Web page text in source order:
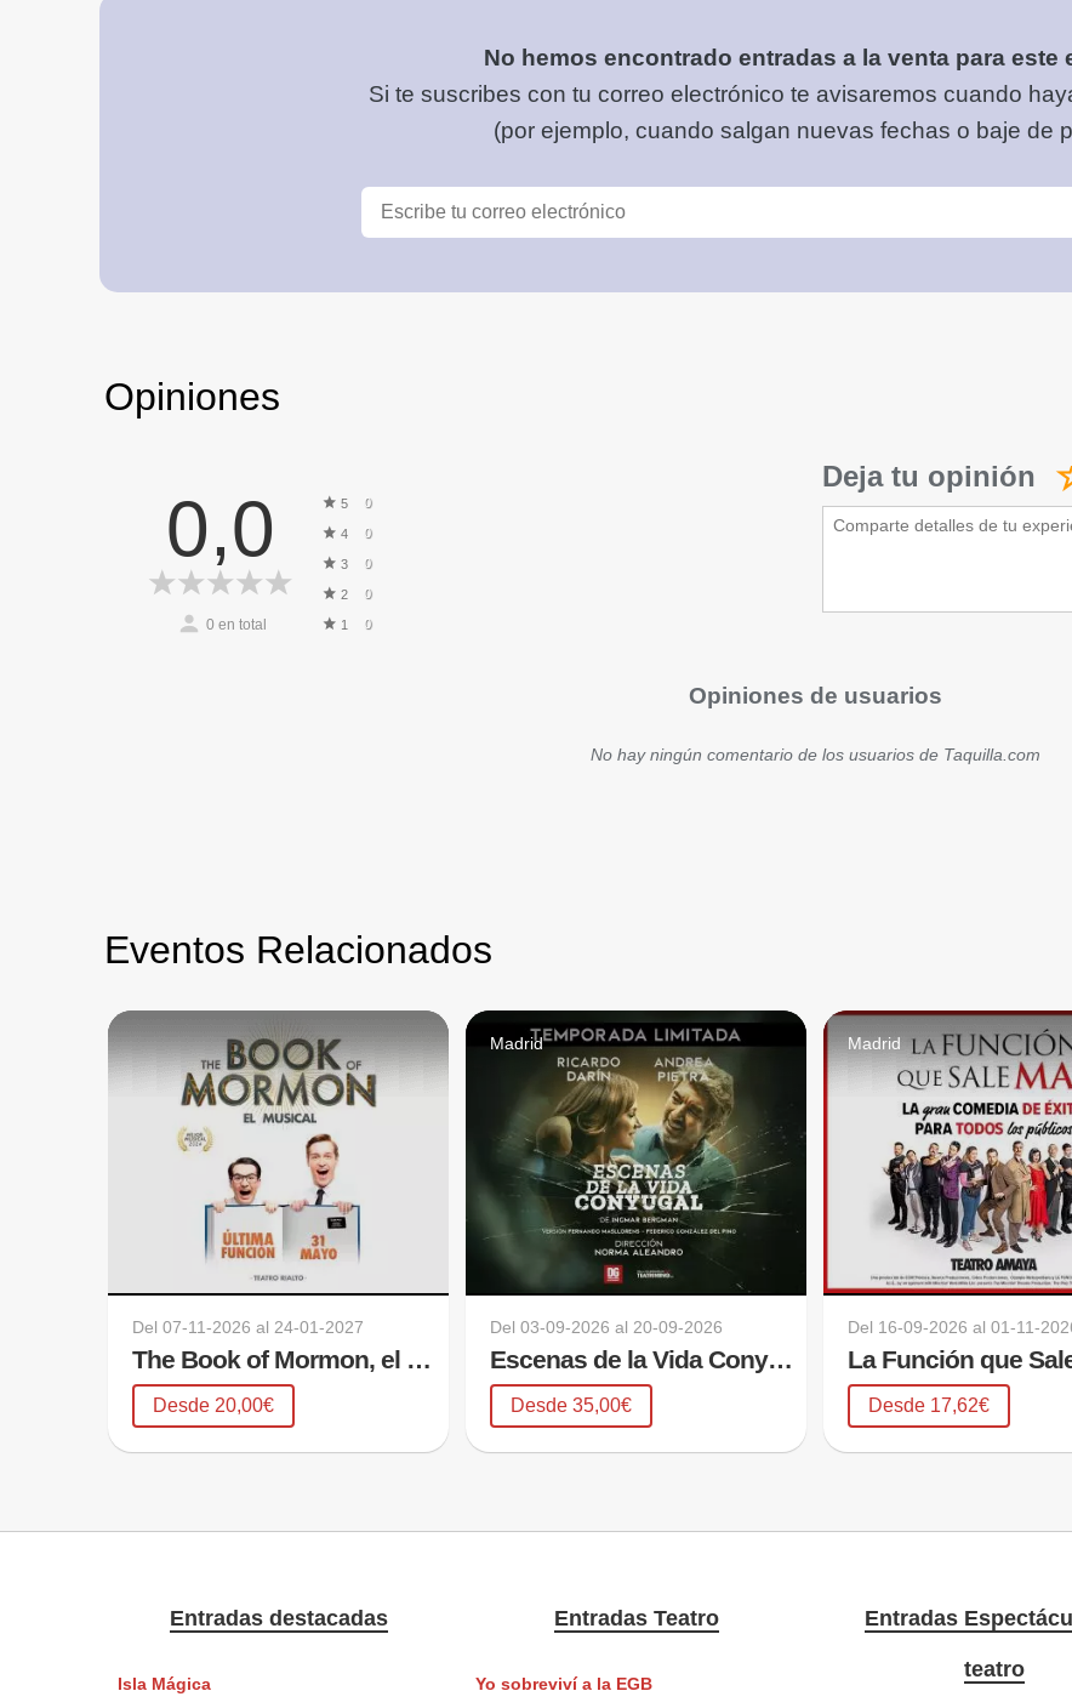
No hemos encontrado entradas a la venta para este
Si te suscribes con tu correo electrónico te avisaremos cuando
(por ejemplo, cuando salgan nuevas fechas o baje de
Opiniones
0,0
0 en total
5 0
4 0
3 0
2 0
1 0
Deja tu opinión
Opiniones de usuarios
No hay ningún comentario de los usuarios de Taquilla.com
Eventos Relacionados
Del07-11-2026 al 24-01-2027
The Book of Mormon, el musical
Desde 20,00€
Madrid
Del03-09-2026 al 20-09-2026
Escenas de la Vida Conyugal
Desde 35,00€
Madrid
Del 16-09-2026 al01-11-
La Función que
Desde 17,62€
Entradas destacadas
Isla Mágica
Entradas Teatro
Yo sobreviví a la EGB
Entradas
teatro